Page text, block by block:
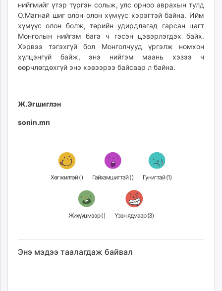
нийгмийг үтэр түргэн сольж, улс орноо аврахын тулд
О.Магнай шиг олон олон хүмүүс хэрэгтэй байна. Ийм
хүмүүс олон болж, төрийн удирдлагад гарсан цагт
Монголын нийгэм бага ч гэсэн цэвэрлэгдэх байх.
Хэрвээ тэгэхгүй бол Монголчууд үргэлж номхон
хүлцэнгүй байж, энэ нийгэм маань хэзээ ч
өөрчлөгдөхгүй энэ хэвээрээ байсаар л байна.
Ж.Эгшиглэн
sonin.mn
Хөгжилтэй () Гайхамшигтай () Гунигтай (1)
Жихүүцмээр () Үзэн ядмаар (3)
Энэ мэдээ таалагдаж байвал